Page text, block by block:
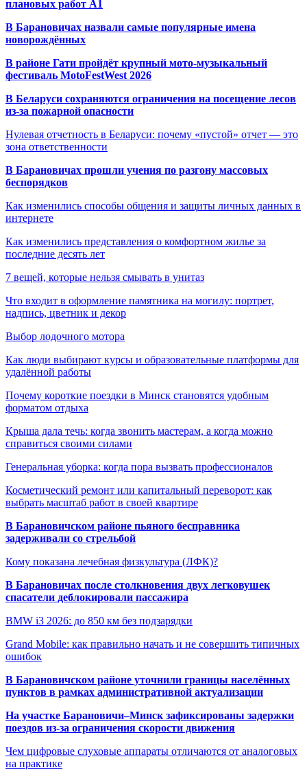
плановых работ A1
В Барановичах назвали самые популярные имена
новорождённых
В районе Гати пройдёт крупный мото-музыкальный
фестиваль MotoFestWest 2026
В Беларуси сохраняются ограничения на посещение лесов
из-за пожарной опасности
Нулевая отчетность в Беларуси: почему «пустой» отчет — это
зона ответственности
В Барановичах прошли учения по разгону массовых
беспорядков
Как изменились способы общения и защиты личных данных в
интернете
Как изменились представления о комфортном жилье за
последние десять лет
7 вещей, которые нельзя смывать в унитаз
Что входит в оформление памятника на могилу: портрет,
надпись, цветник и декор
Выбор лодочного мотора
Как люди выбирают курсы и образовательные платформы для
удалённой работы
Почему короткие поездки в Минск становятся удобным
форматом отдыха
Крыша дала течь: когда звонить мастерам, а когда можно
справиться своими силами
Генеральная уборка: когда пора вызвать профессионалов
Косметический ремонт или капитальный переворот: как
выбрать масштаб работ в своей квартире
В Барановичском районе пьяного бесправника
задерживали со стрельбой
Кому показана лечебная физкультура (ЛФК)?
В Барановичах после столкновения двух легковушек
спасатели деблокировали пассажира
BMW i3 2026: до 850 км без подзарядки
Grand Mobile: как правильно начать и не совершить типичных
ошибок
В Барановичском районе уточнили границы населённых
пунктов в рамках административной актуализации
На участке Барановичи–Минск зафиксированы задержки
поездов из-за ограничения скорости движения
Чем цифровые слуховые аппараты отличаются от аналоговых
на практике